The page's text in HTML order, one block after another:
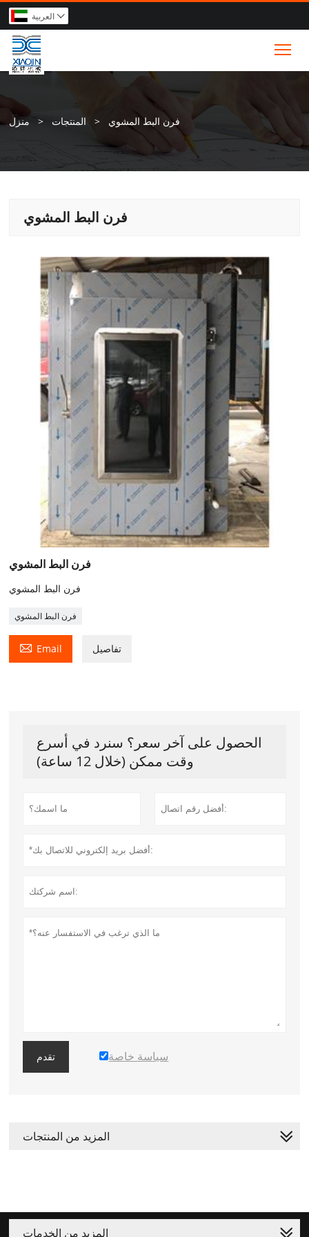
العربية 
منزل > المنتجات > فرن البط المشوي
فرن البط المشوي
فرن البط المشوي
فرن البط المشوي
فرن البط المشوي
 Email تفاصيل
الحصول على آخر سعر؟ سنرد في أسرع
وقت ممكن (خلال 12 ساعة)
تقدم سياسة خاصة
المزيد من المنتجات
المزيد من الخدمات